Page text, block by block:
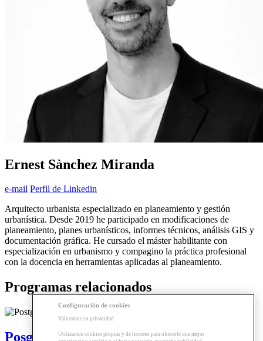
Ernest Sànchez Miranda
e-mail Perfil de Linkedin
Arquitecto urbanista especializado en planeamiento y gestión
urbanística. Desde 2019 he participado en modificaciones de
planeamiento, planes urbanísticos, informes técnicos, análisis GIS y
documentación gráfica. He cursado el máster habilitante con
especialización en urbanismo y compagino la práctica profesional
con la docencia en herramientas aplicadas al planeamiento.
Programas relacionados
Posgrado | Urbanismo, edificación y
Configuración de cookies
Valoramos su privacidad
Utilizamos cookies propias y de terceros para ofrecerle una mejor